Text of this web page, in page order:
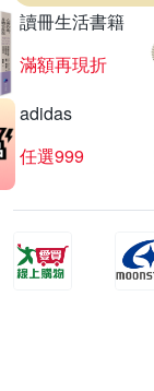
讀冊生活書籍
滿額再現折
adidas
任選999